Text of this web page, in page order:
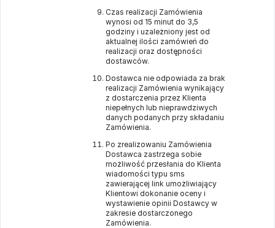
Czas realizacji Zamówienia
wynosi od 15 minut do 3,5
godziny i uzależniony jest od
aktualnej ilości zamówień do
realizacji oraz dostępności
dostawców.
Dostawca nie odpowiada za brak
realizacji Zamówienia wynikający
z dostarczenia przez Klienta
niepełnych lub nieprawdziwych
danych podanych przy składaniu
Zamówienia.
Po zrealizowaniu Zamówienia
Dostawca zastrzega sobie
możliwość przesłania do Klienta
wiadomości typu sms
zawierającej link umożliwiający
Klientowi dokonanie oceny i
wystawienie opinii Dostawcy w
zakresie dostarczonego
Zamówienia.